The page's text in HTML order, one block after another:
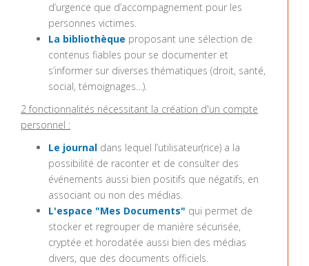
d’urgence que d’accompagnement pour les
personnes victimes.
La bibliothèque proposant une sélection de
contenus fiables pour se documenter et
s’informer sur diverses thématiques (droit, santé,
social, témoignages…).
2 fonctionnalités nécessitant la création d'un compte
personnel :
Le journal dans lequel l’utilisateur(rice) a la
possibilité de raconter et de consulter des
événements aussi bien positifs que négatifs, en
associant ou non des médias.
L'espace "Mes Documents" qui permet de
stocker et regrouper de manière sécurisée,
cryptée et horodatée aussi bien des médias
divers, que des documents officiels.